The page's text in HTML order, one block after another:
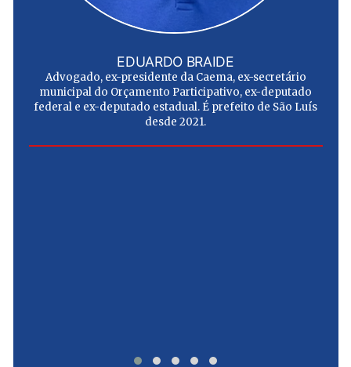
EDUARDO BRAIDE
Advogado, ex-presidente da Caema, ex-secretário
municipal do Orçamento Participativo, ex-deputado
federal e ex-deputado estadual. É prefeito de São Luís
desde 2021.